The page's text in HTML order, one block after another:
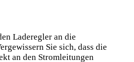
Laderegler ⁤an⁢ die
Sie sich, dass die
an den Stromleitungen